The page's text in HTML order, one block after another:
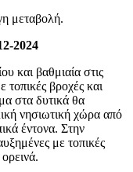
μεταβολή.
2024
και βαθμιαία στις
βροχές και
στα δυτικά θα
νησιωτική χώρα από
έντονα. Στην
με τοπικές